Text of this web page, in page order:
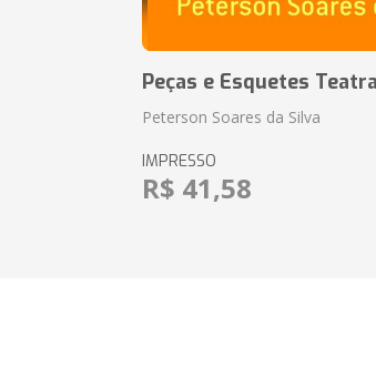
Peças e Esquetes
Peterson Soares da Silva
IMPRESSO
R$ 41,58